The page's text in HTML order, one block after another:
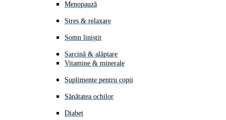
Menopauză
Stres & relaxare
Somn liniștit
Sarcină & alăptare
Vitamine & minerale
Suplimente pentru copii
Sănătatea ochilor
Diabet